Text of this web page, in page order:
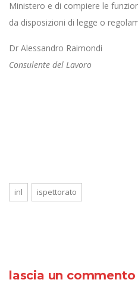
Ministero e di compiere le
da disposizioni di legge o
Dr Alessandro Raimondi
Consulente del Lavoro
inl ispettorato
lascia un commento